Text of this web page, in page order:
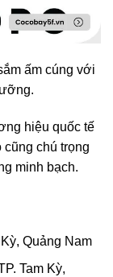
ấm cúng với
hiệu quốc tế
cũng chú trọng
minh bạch.
Quảng Nam
Tam Kỳ,